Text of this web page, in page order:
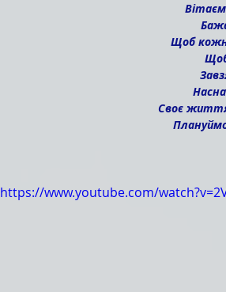
Щоб
Своє
https://www.youtube.com/